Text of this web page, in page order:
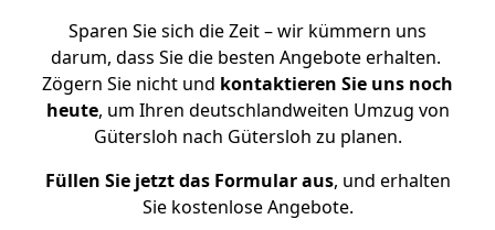
Sparen Sie sich die Zeit – wir kümmern uns
darum, dass Sie die besten Angebote erhalten.
Zögern Sie nicht und kontaktieren Sie uns noch
heute, um Ihren deutschlandweiten Umzug von
Gütersloh nach Gütersloh zu planen.
Füllen Sie jetzt das Formular aus, und erhalten
Sie kostenlose Angebote.